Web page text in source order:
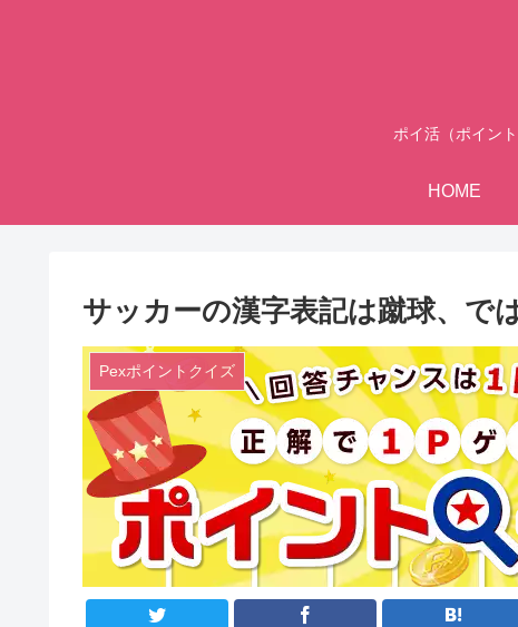
ポイ活（ポイン
HOME
サッカーの漢字表記は蹴球、で
Pexポイントクイズ